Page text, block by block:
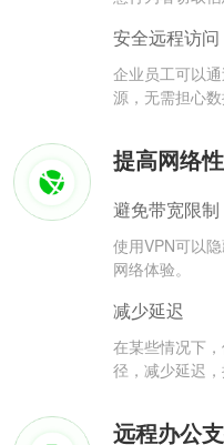
安全远程访问
企业员工可以
源，无需担心数
提高网络
避免带宽限制
使用VPN可以
网络体验。
减少延迟
在某些情况下
径，减少延迟，
远程办公